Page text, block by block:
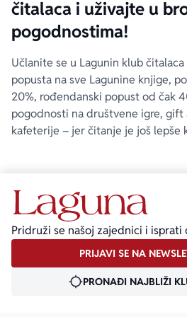
čitalaca i uživajte u
pogodnostima!
Učlanite se u Lagunin klub
popusta na sve Lagunine knjige,
20%, rođendanski popust od čak
pogodnosti na društvene igre, gift
kafeterije – jer čitanje je još lepše
Pridruži se našoj zajednici i isprati
PRIJAVI SE NA
PRONAĐI NAJBLIŽI